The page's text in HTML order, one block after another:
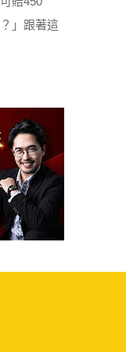
」跟著這